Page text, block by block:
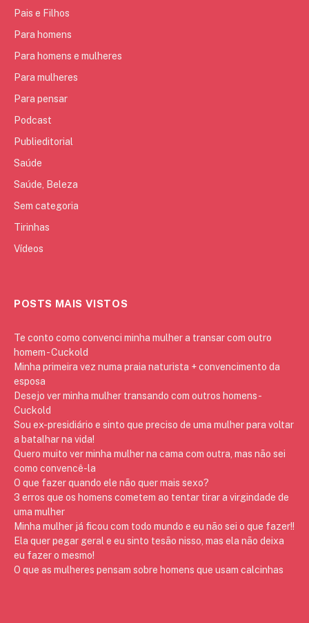
Pais e Filhos
Para homens
Para homens e mulheres
Para mulheres
Para pensar
Podcast
Publieditorial
Saúde
Saúde, Beleza
Sem categoria
Tirinhas
Vídeos
POSTS MAIS VISTOS
Te conto como convenci minha mulher a transar com outro
homem - Cuckold
Minha primeira vez numa praia naturista + convencimento da
esposa
Desejo ver minha mulher transando com outros homens -
Cuckold
Sou ex-presidiário e sinto que preciso de uma mulher para voltar
a batalhar na vida!
Quero muito ver minha mulher na cama com outra, mas não sei
como convencê-la
O que fazer quando ele não quer mais sexo?
3 erros que os homens cometem ao tentar tirar a virgindade de
uma mulher
Minha mulher já ficou com todo mundo e eu não sei o que fazer!!
Ela quer pegar geral e eu sinto tesão nisso, mas ela não deixa
eu fazer o mesmo!
O que as mulheres pensam sobre homens que usam calcinhas